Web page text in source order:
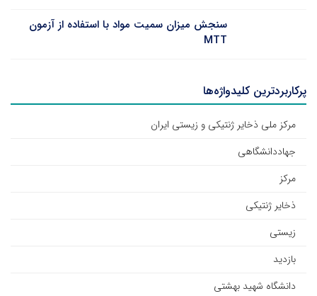
سنجش میزان سمیت مواد با استفاده از آزمون
MTT
پرکاربردترین کلیدواژه‌ها
مرکز ملی ذخایر ژنتیکی و زیستی ایران
جهاددانشگاهی
مرکز
ذخایر ژنتیکی
زیستی
بازدید
دانشگاه شهید بهشتی